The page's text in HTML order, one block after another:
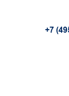
+7